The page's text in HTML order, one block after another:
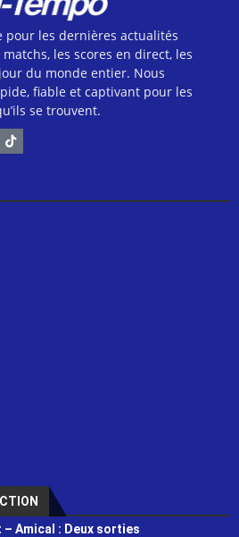
pour les dernières actualités
les scores en direct, les
du monde entier. Nous
fiable et captivant pour les
se trouvent.
– Amical : Deux sorties